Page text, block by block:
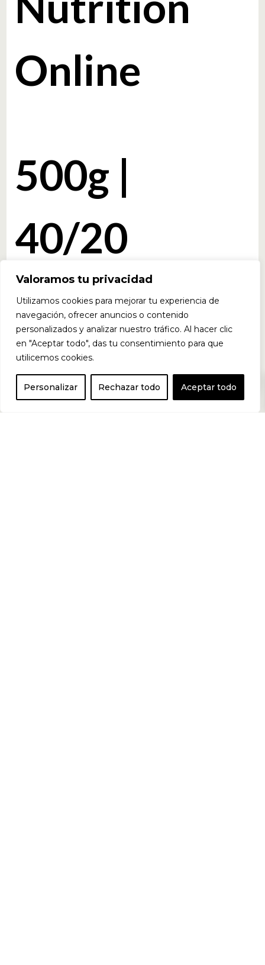
Valoramos tu privacidad
Utilizamos cookies para mejorar tu experiencia de
navegación, ofrecer anuncios o contenido
personalizados y analizar nuestro tráfico. Al hacer clic
en "Aceptar todo", das tu consentimiento para que
utilicemos cookies.
Personalizar Rechazar todo Aceptar todo
Online
500g |
40/20
Porciones
ABE PUMP